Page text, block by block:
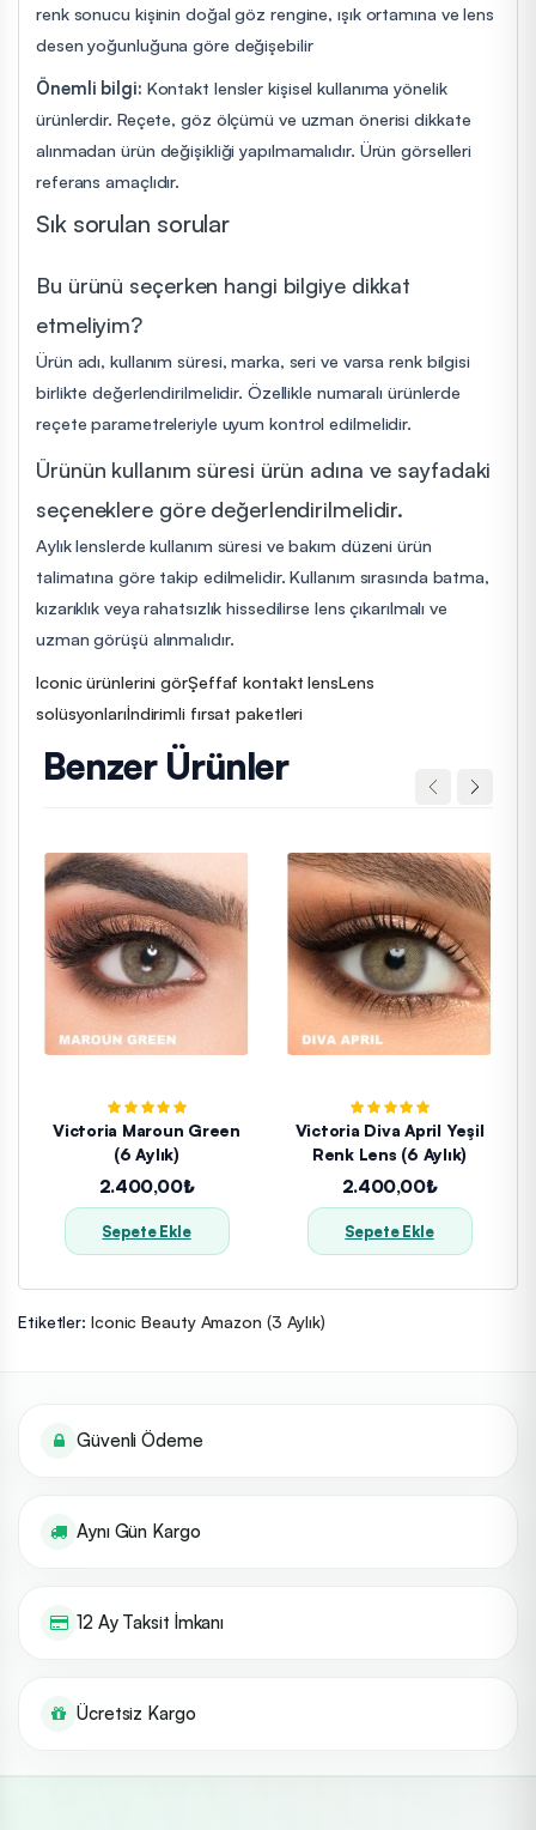
renk sonucu kişinin doğal göz rengine, ışık ortamına ve lens
desen yoğunluğuna göre değişebilir
Önemli bilgi: Kontakt lensler kişisel kullanıma yönelik
ürünlerdir. Reçete, göz ölçümü ve uzman önerisi dikkate
alınmadan ürün değişikliği yapılmamalıdır. Ürün görselleri
referans amaçlıdır.
Sık sorulan sorular
Bu ürünü seçerken hangi bilgiye dikkat
etmeliyim?
Ürün adı, kullanım süresi, marka, seri ve varsa renk bilgisi
birlikte değerlendirilmelidir. Özellikle numaralı ürünlerde
reçete parametreleriyle uyum kontrol edilmelidir.
Ürünün kullanım süresi ürün adına ve sayfadaki
seçeneklere göre değerlendirilmelidir.
Aylık lenslerde kullanım süresi ve bakım düzeni ürün
talimatına göre takip edilmelidir. Kullanım sırasında batma,
kızarıklık veya rahatsızlık hissedilirse lens çıkarılmalı ve
uzman görüşü alınmalıdır.
Iconic ürünlerini görŞeffaf kontakt lensLens
solüsyonlarıİndirimli fırsat paketleri
Benzer Ürünler
Victoria Maroun Green
(6 Aylık)
2.400,00₺
Sepete Ekle
Victoria Diva April Yeşil
Renk Lens (6 Aylık)
2.400,00₺
Sepete Ekle
Etiketler: Iconic Beauty Amazon (3 Aylık)
Güvenli Ödeme
Aynı Gün Kargo
12 Ay Taksit İmkanı
Ücretsiz Kargo